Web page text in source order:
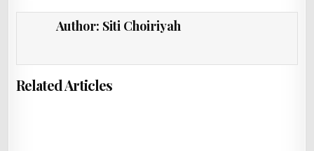
Author: Siti Choiriyah
Related Articles